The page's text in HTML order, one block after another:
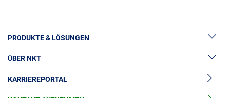
PRODUKTE & LÖSUNGEN
Hochspannung
Kabelgarnituren
ÜBER NKT
News & Presse
KARRIEREPORTAL